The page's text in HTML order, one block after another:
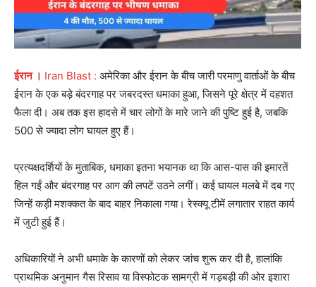
ईरान । Iran Blast : अमेरिका और ईरान के बीच जारी परमाणु वार्ताओं के बीच
ईरान के एक बड़े बंदरगाह पर जबरदस्त धमाका हुआ, जिसने पूरे क्षेत्र में दहशत
फैला दी। अब तक इस हादसे में चार लोगों के मारे जाने की पुष्टि हुई है, जबकि
500 से ज्यादा लोग घायल हुए हैं।
प्रत्यक्षदर्शियों के मुताबिक, धमाका इतना भयानक था कि आस-पास की इमारतें
हिल गईं और बंदरगाह पर आग की लपटें उठने लगीं। कई घायल मलबे में दब गए
जिन्हें कड़ी मशक्कत के बाद बाहर निकाला गया। रेस्क्यू टीमें लगातार राहत कार्य
में जुटी हुई हैं।
अधिकारियों ने अभी धमाके के कारणों को लेकर जांच शुरू कर दी है, हालांकि
प्राथमिक अनुमान गैस रिसाव या विस्फोटक सामग्री में गड़बड़ी की ओर इशारा